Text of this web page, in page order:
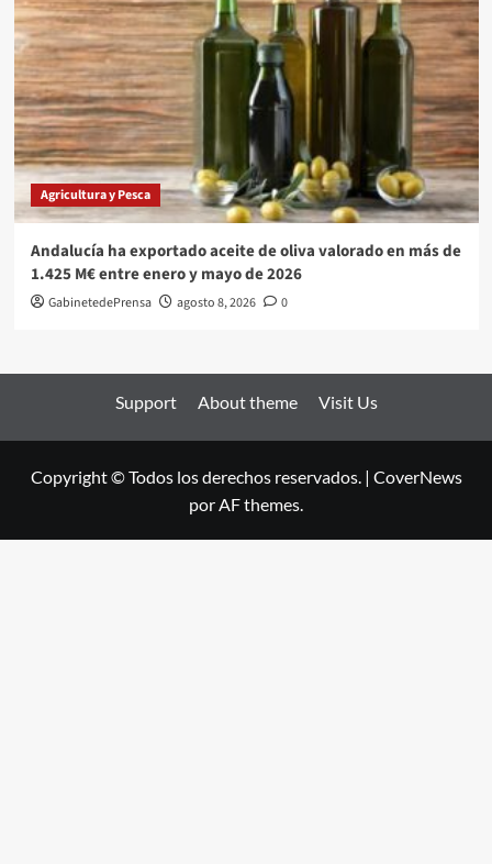
Agricultura y Pesca
Andalucía ha exportado aceite de oliva valorado en más de
1.425 M€ entre enero y mayo de 2026
GabinetedePrensa agosto 8, 2026 0
Support About theme Visit Us
Copyright © Todos los derechos reservados. | CoverNews
por AF themes.